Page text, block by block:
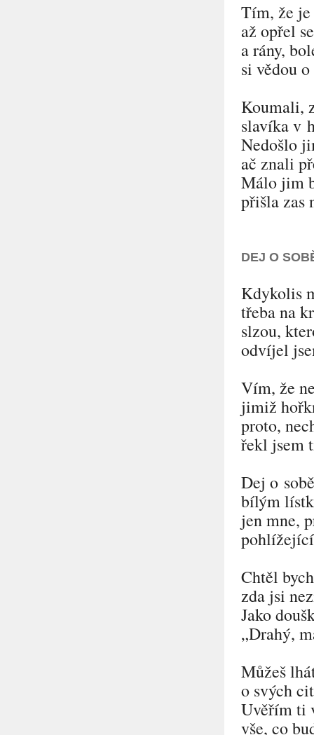
Tím, že
až opřel
a rány,
si vědou
Koumali,
slavíka v
Nedošlo
ač znali
Málo jim
přišla zas
DEJ O
Kdykolis
třeba na
slzou,
odvíjel
Vím, že
jimiž
proto,
řekl jsem
Dej o
bílým
jen mne,
Chtěl
zda jsi
Jako
„Drahý,
Můžeš
o svých
Uvěřím ti
vše, co